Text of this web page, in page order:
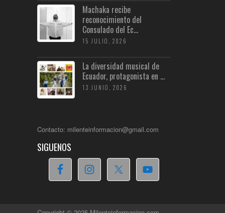
Machaka recibe
reconocimiento del
Consulado del Ec...
15 JULIO, 2026
La diversidad musical de
Ecuador, protagonista en ...
13 JUNIO, 2026
Contacto: milenteinformacion@gmail.com
SIGUENOS